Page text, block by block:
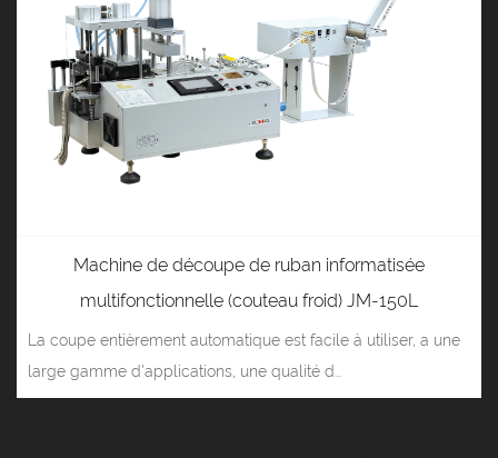
Machine de découpe de ruban informatisée
multifonctionnelle (couteau froid) JM-150L
La coupe entièrement automatique est facile à utiliser, a une
large gamme d'applications, une qualité d...